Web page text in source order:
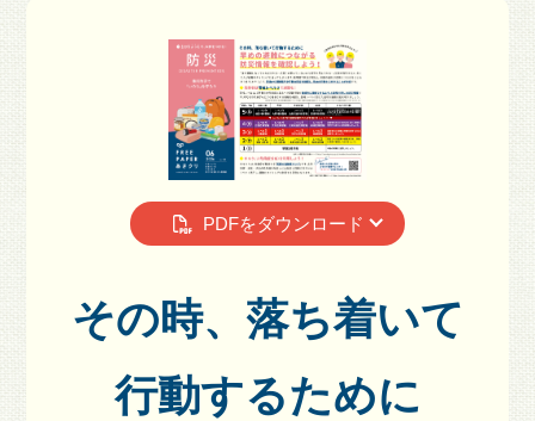
PDFをダウンロード
その時、落ち着いて
行動するために